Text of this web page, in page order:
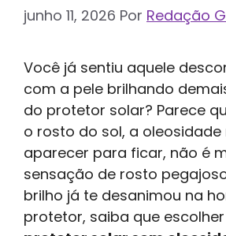
junho 11, 2026 Por Redação
Você já sentiu aquele
com a pele brilhando
do protetor solar? Parece
o rosto do sol, a oleosidade
aparecer para ficar, não é
sensação de rosto
brilho já te desanimou na
protetor, saiba que